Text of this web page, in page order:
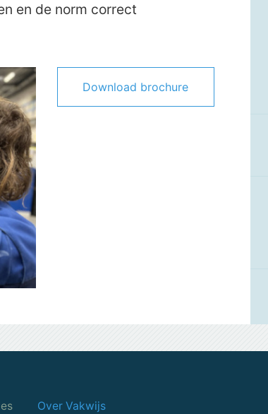
en de norm correct
Download brochure
Over Vakwijs